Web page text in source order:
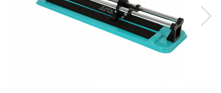
Scutere pe benzina
Tricicluri cargo fara permis